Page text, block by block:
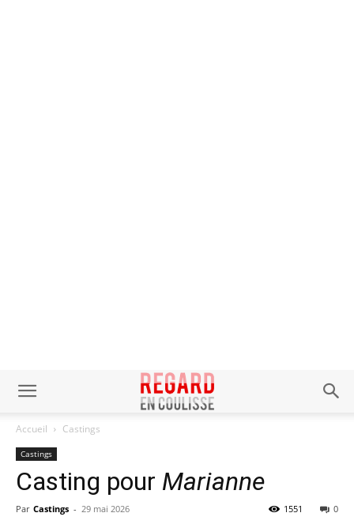
Accueil Castings
Castings
Casting pour Marianne
Par Castings - 29 mai 2026 0
1551